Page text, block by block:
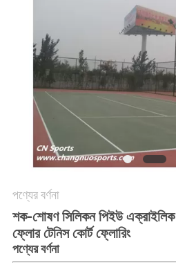
PRIVACY
POLICY
পণ্যের বর্ণনা
শক-শোষণ সিলিকন পিইউ
ফ্লোর টেনিস কোর্ট ফ্লোরিং
পণ্যের বর্ণনা